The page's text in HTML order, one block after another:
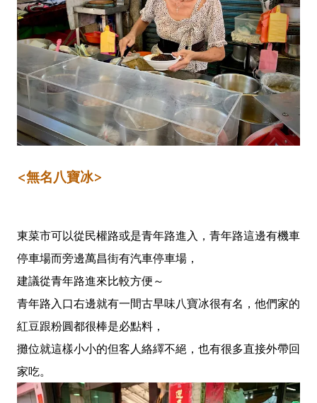
<無名八寶冰>
東菜市可以從民權路或是青年路進入，青年路這邊有機車
停車場而旁邊萬昌街有汽車停車場，
建議從青年路進來比較方便～
青年路入口右邊就有一間古早味八寶冰很有名，他們家的
紅豆跟粉圓都很棒是必點料，
攤位就這樣小小的但客人絡繹不絕，也有很多直接外帶回
家吃。